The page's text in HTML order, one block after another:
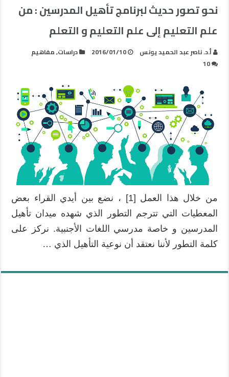
نحو تصور حديث لبرنامج تأهيل المدرسين : من
علم التعليم إلى علم التعليم و التعلم
أ.د. ناصر عبد الحميد يونس 2016/01/10 دراسات,مفاهيم
10
من خلال هذا العمل [1] ، نضع بين أيدي القراء بعض
المعطيات التي تترجم التطور الذي شهده ميدان تأهيل
المدرسين و خاصة مدرسي اللغات الأجنبية. نركز على
كلمة التطور لأننا نعتقد أن نوعية التأهيل الذي …